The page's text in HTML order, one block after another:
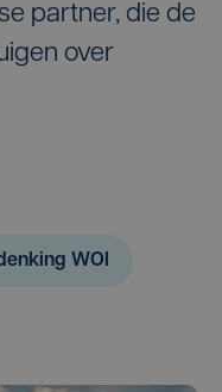
partner, die de
over
WOI